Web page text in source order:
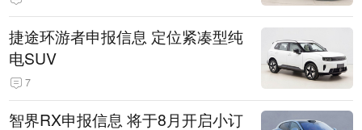
捷途环游者申报信息 定位紧凑型纯
电SUV
7
智界RX申报信息 将于8月开启小订